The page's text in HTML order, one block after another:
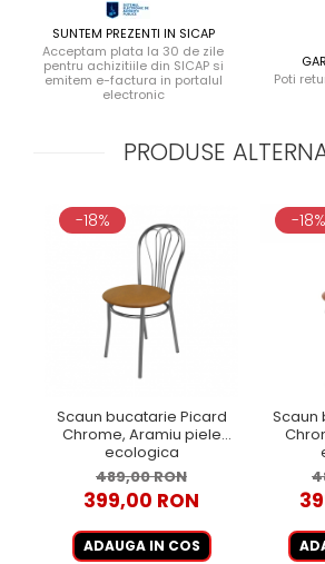
SUNTEM PREZENTI IN SICAP
Acceptam plata la 30 de zile
pentru achizitiile din SICAP si
emitem e-factura in portalul
electronic
Poti
PRODUSE
-18%
Scaun bucatarie Picard
Chrome, Aramiu piele
ecologica
489,00 RON
399,00 RON
ADAUGA IN COS
-18%
Scaun